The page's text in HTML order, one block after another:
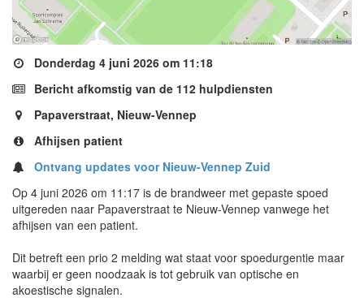
Donderdag 4 juni 2026 om 11:18
Bericht afkomstig van de 112 hulpdiensten
Papaverstraat, Nieuw-Vennep
Afhijsen patient
Ontvang updates voor Nieuw-Vennep Zuid
Op 4 juni 2026 om 11:17 is de brandweer met gepaste spoed
uitgereden naar Papaverstraat te Nieuw-Vennep vanwege het
afhijsen van een patient.
Dit betreft een prio 2 melding wat staat voor spoedurgentie maar
waarbij er geen noodzaak is tot gebruik van optische en
akoestische signalen.